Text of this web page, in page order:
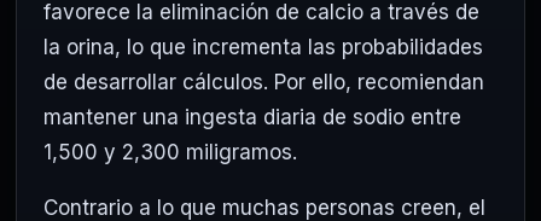
favorece la eliminación de calcio a través de
la orina, lo que incrementa las probabilidades
de desarrollar cálculos. Por ello, recomiendan
mantener una ingesta diaria de sodio entre
1,500 y 2,300 miligramos.
Contrario a lo que muchas personas creen, el